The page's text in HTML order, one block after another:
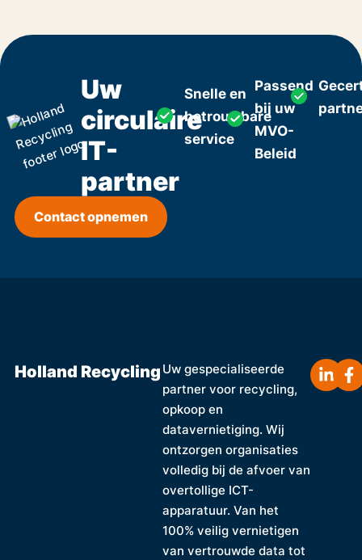
Uw
circulaire
IT-
partner
Snelle en
betrouwbare
service
Passend
bij uw
MVO-
Beleid
Contact opnemen
Holland RecyclingUw gespecialiseerde
partner voor recycling,
opkoop en
datavernietiging. Wij
ontzorgen organisaties
volledig bij de afvoer van
overtollige ICT-
apparatuur. Van het
100% veilig vernietigen
van vertrouwde data tot